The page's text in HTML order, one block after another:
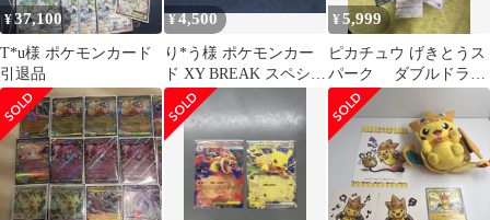
¥37,100
T*u様 ポケモンカード
引退品
¥4,500
り*う様 ポケモンカー
ド XY BREAK スペシャ
ルBOX メガリザードン
Y
¥5,999
ピカチュウ げきとうス
パーク ダブルドラゴ
ンエネルギー：エクス
トラバトルの日